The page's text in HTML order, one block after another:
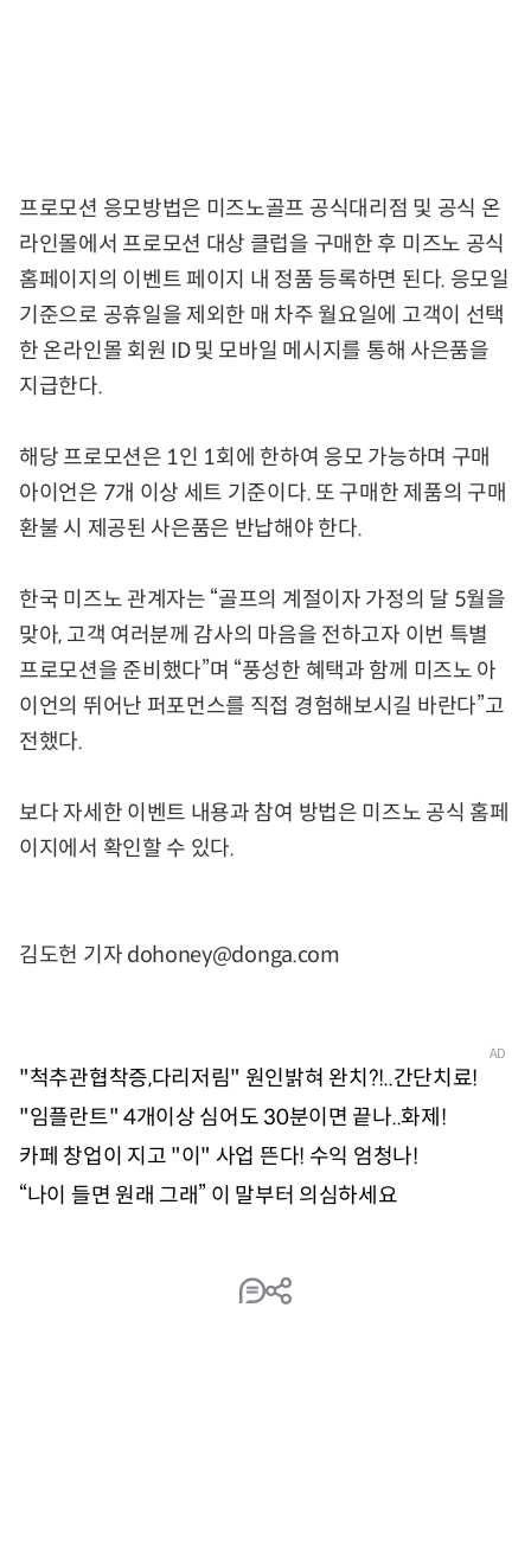
프로모션 응모방법은 미즈노골프 공식대리점 및 공식 온
라인몰에서 프로모션 대상 클럽을 구매한 후 미즈노 공식
홈페이지의 이벤트 페이지 내 정품 등록하면 된다. 응모일
기준으로 공휴일을 제외한 매 차주 월요일에 고객이 선택
한 온라인몰 회원 ID 및 모바일 메시지를 통해 사은품을
지급한다.
해당 프로모션은 1인 1회에 한하여 응모 가능하며 구매
아이언은 7개 이상 세트 기준이다. 또 구매한 제품의 구매
환불 시 제공된 사은품은 반납해야 한다.
한국 미즈노 관계자는 “골프의 계절이자 가정의 달 5월을
맞아, 고객 여러분께 감사의 마음을 전하고자 이번 특별
프로모션을 준비했다”며 “풍성한 혜택과 함께 미즈노 아
이언의 뛰어난 퍼포먼스를 직접 경험해보시길 바란다”고
전했다.
보다 자세한 이벤트 내용과 참여 방법은 미즈노 공식 홈페
이지에서 확인할 수 있다.
김도헌 기자 dohoney@donga.com